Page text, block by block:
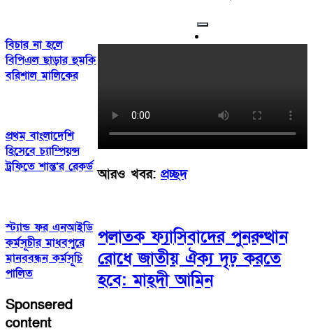
বিচার না হলে
বিপিএল ছাড়ার হুমকি
বরিশাল মালিকের
প্রথম বাংলাদেশি
হিসেবে চ্যাম্পিয়ন্স
ট্রফিতে শান্ত’র রেকর্ড
স্ট্যান্ড ফর এনআইডি
কর্মসূচীর মাধবপুরে
মানববন্ধন কর্মসূচি
পালিত
Sponsered
content
আরও খবর: প্রচ্ছদ
পলাতক ফ্যাসিবাদের পুনরুত্থান
রোধে জাতীয় ঐক্য দৃঢ় করতে
হবে: মাহ্দী আমিন